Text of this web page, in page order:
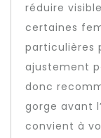
réduire
certaines
particulières
ajustement
donc
gorge avant
convient à